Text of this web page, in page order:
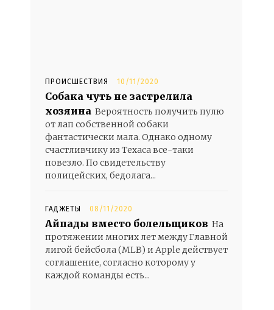
ПРОИСШЕСТВИЯ 10/11/2020
Собака чуть не застрелила
хозяина Вероятность получить пулю
от лап собственной собаки
фантастически мала. Однако одному
счастливчику из Техаса все-таки
повезло. По свидетельству
полицейских, бедолага...
ГАДЖЕТЫ 08/11/2020
Айпады вместо болельщиков На
протяжении многих лет между Главной
лигой бейсбола (MLB) и Apple действует
соглашение, согласно которому у
каждой команды есть...